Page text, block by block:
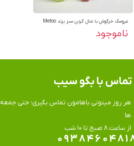
عروسک خرگوش با شال گردن سبز برند Metoo
ناموجود
هر روز میتونی باهامون تماس بگیری؛ حتی جمعه
ها
​​​​​​​از ساعت ۸ صبح تا ۱۰ شب
تماس​​​​​​​ با بگو سیب